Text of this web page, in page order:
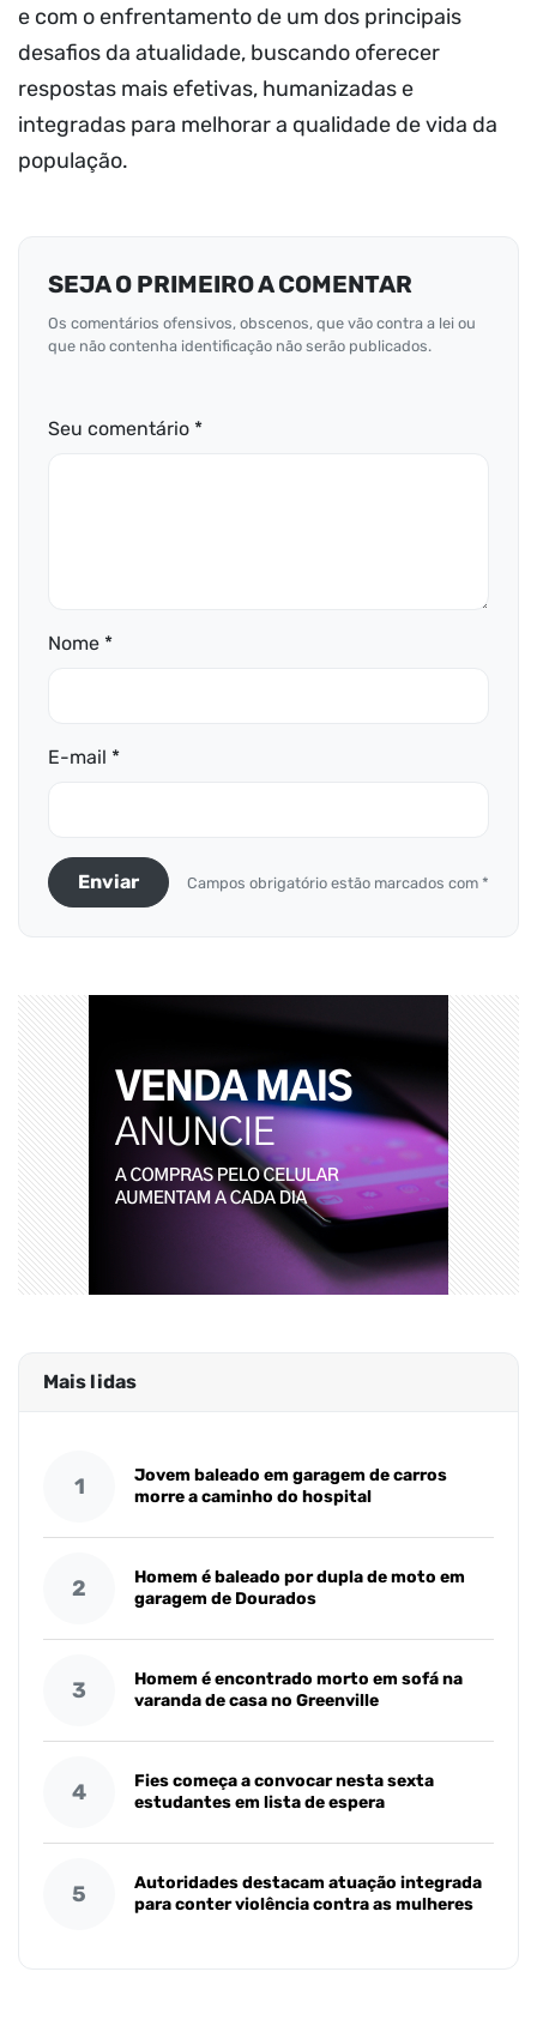
e com o enfrentamento de um dos principais
desafios da atualidade, buscando oferecer
respostas mais efetivas, humanizadas e
integradas para melhorar a qualidade de vida da
população.
SEJA O PRIMEIRO A COMENTAR
Os comentários ofensivos, obscenos, que vão contra a lei ou
que não contenha identificação não serão publicados.
Seu comentário *
Nome *
E-mail *
Enviar Campos obrigatório estão marcados com *
Mais lidas
1
Jovem baleado em garagem de carros
morre a caminho do hospital
2
Homem é baleado por dupla de moto em
garagem de Dourados
3
Homem é encontrado morto em sofá na
varanda de casa no Greenville
4
Fies começa a convocar nesta sexta
estudantes em lista de espera
5
Autoridades destacam atuação integrada
para conter violência contra as mulheres